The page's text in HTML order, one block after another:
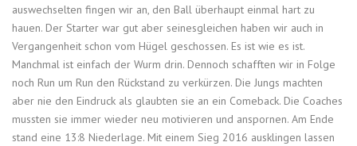
auswechselten fingen wir an, den Ball überhaupt einmal hart zu
hauen. Der Starter war gut aber seinesgleichen haben wir auch in
Vergangenheit schon vom Hügel geschossen. Es ist wie es ist.
Manchmal ist einfach der Wurm drin. Dennoch schafften wir in Folge
noch Run um Run den Rückstand zu verkürzen. Die Jungs machten
aber nie den Eindruck als glaubten sie an ein Comeback. Die Coaches
mussten sie immer wieder neu motivieren und anspornen. Am Ende
stand eine 13:8 Niederlage. Mit einem Sieg 2016 ausklingen lassen